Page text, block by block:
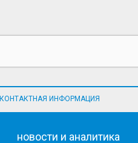
КОНТАКТНАЯ ИНФОРМАЦИЯ
новости и аналитика